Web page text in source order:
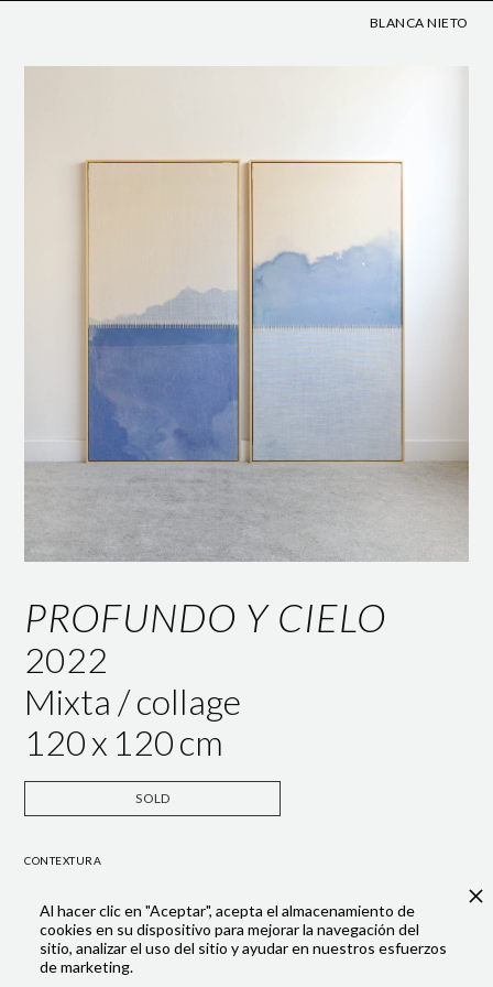
BLANCA NIETO
PROFUNDO Y CIELO
2022
Mixta / collage
120x 120cm
SOLD
CONTEXTURA
rawness of the canvas and the subtlety of the gauze represents the
boundary between the present and the past, where colour fades like
a receding memory.
Al hacer clic en "Aceptar", acepta el almacenamiento de
cookies en su dispositivo para mejorar la navegación del
sitio, analizar el uso del sitio y ayudar en nuestros esfuerzos
de marketing.